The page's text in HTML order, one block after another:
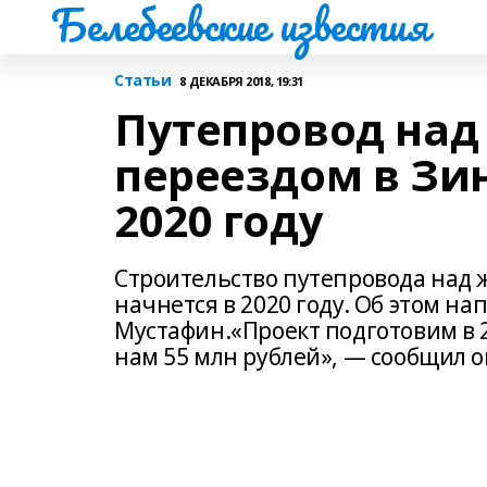
Белебеевские известия
Статьи 8 ДЕКАБРЯ 2018, 19:31
Путепровод
переездом в
2020 году
Строительство путепровода
начнется в 2020 году. Об этом
Мустафин.«Проект подготовим в
нам 55 млн рублей», — сообщил